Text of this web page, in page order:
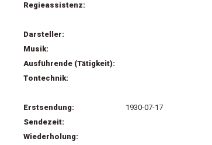
Regieassistenz:
Darsteller:
Musik:
Ausführende (Tätigkeit):
Tontechnik:
Erstsendung:
1930-07-17
Sendezeit:
Wiederholung: